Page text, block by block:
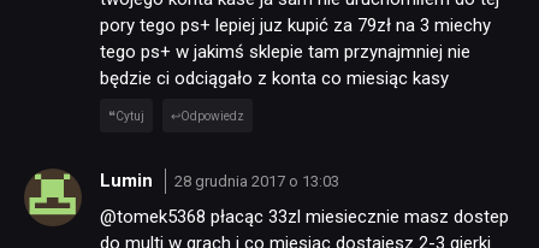
pory tego ps+ lepiej juz kupić za 79zł na 3 miechy
tego ps+ w jakimś sklepie tam przynajmniej nie
będzie ci odciągało z konta co miesiąc kasy
Cytuj Odpowiedz
Lumin 28 grudnia 2017 o 13:03
@tomek5368 płacąc 33zl miesiecznie masz dostep
do multi w grach i co miesiąc dostajesz 2-3 gierki